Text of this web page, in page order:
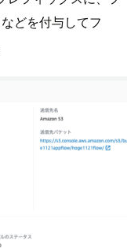
どを付与してフ